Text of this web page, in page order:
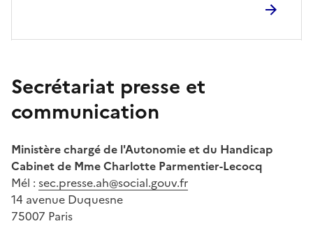
Secrétariat presse et
communication
Ministère chargé de l'Autonomie et du Handicap
Cabinet de Mme Charlotte Parmentier-Lecocq
Mél : sec.presse.ah@social.gouv.fr
14 avenue Duquesne
75007 Paris